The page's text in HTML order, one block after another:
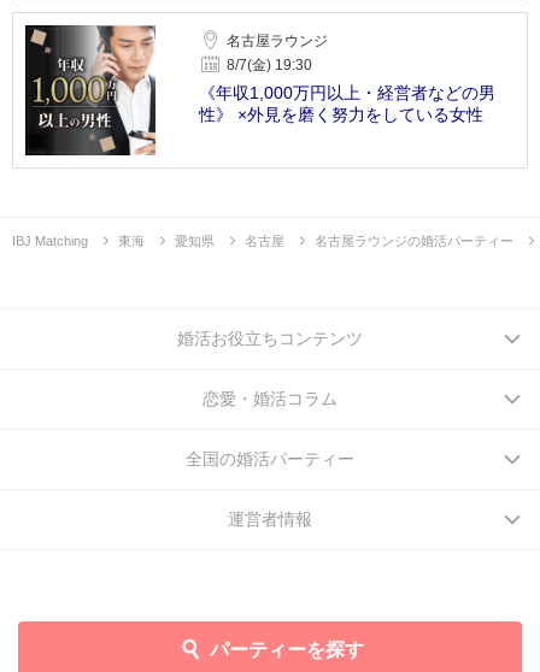
名古屋ラウンジ
8/7(金) 19:30
《年収1,000万円以上・経営者などの男
性》 ×外見を磨く努力をしている女性
IBJ Matching 東海 愛知県 名古屋 名古屋ラウンジの婚活パーティー
パーティーを探す
婚活お役立ちコンテンツ
恋愛・婚活コラム
全国の婚活パーティー
運営者情報